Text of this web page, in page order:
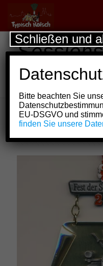
der
Kunst
Bitte beachten Sie
EU-DSGVO und
finden Sie unsere
Schließen und